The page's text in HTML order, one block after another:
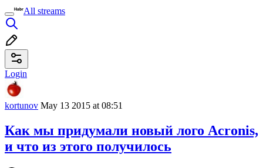
All streams
Login
kortunov May 13 2015 at 08:51
Как мы придумали новый лого Acronis,
и что из этого получилось